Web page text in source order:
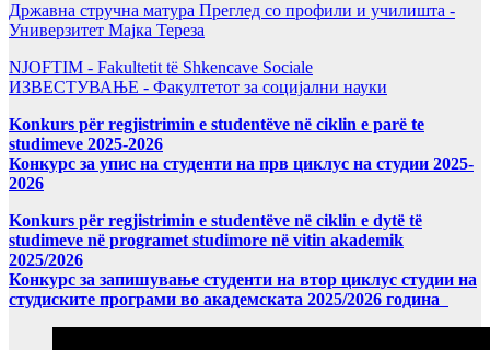
Државна стручна матура Преглед со профили и училишта -
Универзитет Мајка Тереза
NJOFTIM - Fakultetit të Shkencave Sociale
ИЗВЕСТУВАЊЕ - Факултетот за социјални науки
Konkurs për regjistrimin e studentëve në ciklin e parë te
studimeve 2025-2026
Конкурс за упис на студенти на прв циклус на студии 2025-
2026
Konkurs për regjistrimin e studentëve në ciklin e dytë të
studimeve në programet studimore në vitin akademik
2025/2026
Конкурс за запишување студенти на втор циклус студии на
студиските програми во академската 2025/2026 година